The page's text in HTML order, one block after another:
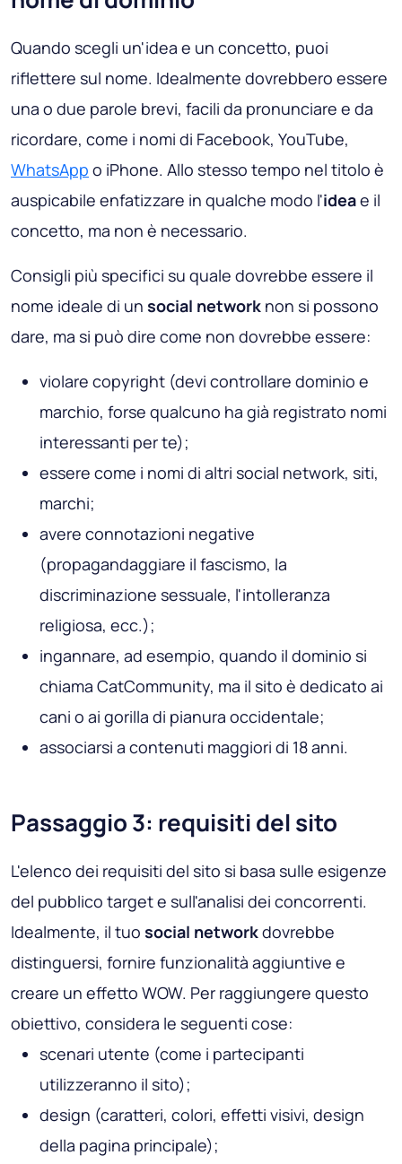
Quando scegli un'idea e un concetto, puoi
riflettere sul nome. Idealmente dovrebbero essere
una o due parole brevi, facili da pronunciare e da
ricordare, come i nomi di Facebook, YouTube,
WhatsApp o iPhone. Allo stesso tempo nel titolo è
auspicabile enfatizzare in qualche modo l'ideae il
concetto, ma non è necessario.
Consigli più specifici su quale dovrebbe essere il
nome ideale di un social network non si possono
dare, ma si può dire come non dovrebbe essere:
violare copyright (devi controllare dominio e
marchio, forse qualcuno ha già registrato nomi
interessanti per te);
essere come i nomi di altri social network, siti,
marchi;
avere connotazioni negative
(propagandaggiare il fascismo, la
discriminazione sessuale, l'intolleranza
religiosa, ecc.);
ingannare, ad esempio, quando il dominio si
chiama CatCommunity, ma il sito è dedicato ai
cani o ai gorilla di pianura occidentale;
associarsi a contenuti maggiori di 18 anni.
Passaggio 3: requisiti del sito
L'elenco dei requisiti del sito si basa sulle esigenze
del pubblico target e sull'analisi dei concorrenti.
Idealmente, il tuo social networkdovrebbe
distinguersi, fornire funzionalità aggiuntive e
creare un effetto WOW. Per raggiungere questo
obiettivo, considera le seguenti cose:
scenari utente (come i partecipanti
utilizzeranno il sito);
design (caratteri, colori, effetti visivi, design
della pagina principale);